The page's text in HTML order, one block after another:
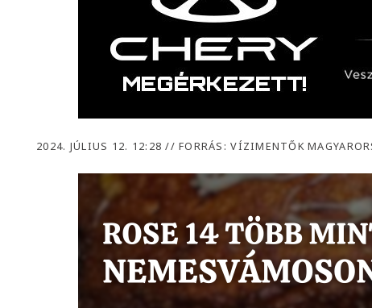
2024. JÚLIUS 12. 12:28// FORRÁS: VÍZIMENTŐK